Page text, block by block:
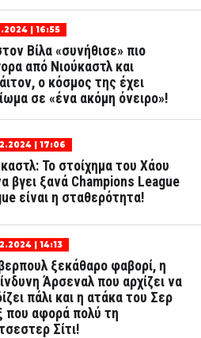
| 16:55
Βίλα «συνήθισε» πιο
από Νιούκαστλ και
ο κόσμος της έχει
σε «ένα ακόμη όνειρο»!
| 17:06
Το στοίχημα του Χάου
βγει ξανά Champions League
είναι η σταθερότητα!
| 14:13
ξεκάθαρο φαβορί, η
Άρσεναλ που αρχίζει να
πάλι και η ατάκα του Σερ
που αφορά πολύ τη
Σίτι!